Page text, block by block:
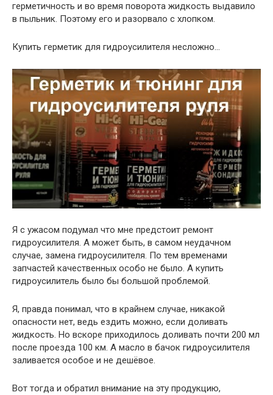
герметичность и во время поворота жидкость выдавило
в пыльник. Поэтому его и разорвало с хлопком.
Купить герметик для гидроусилителя несложно…
Я с ужасом подумал что мне предстоит ремонт
гидроусилителя. А может быть, в самом неудачном
случае, замена гидроусилителя. По тем временами
запчастей качественных особо не было. А купить
гидроусилитель было бы большой проблемой.
Я, правда понимал, что в крайнем случае, никакой
опасности нет, ведь ездить можно, если доливать
жидкость. Но вскоре приходилось доливать почти 200 мл
после проезда 100 км. А масло в бачок гидроусилителя
заливается особое и не дешёвое.
Вот тогда и обратил внимание на эту продукцию,